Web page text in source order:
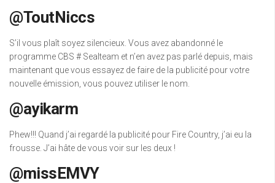
@ToutNiccs
S’il vous plaît soyez silencieux. Vous avez abandonné le
programme CBS # Sealteam et n’en avez pas parlé depuis, mais
maintenant que vous essayez de faire de la publicité pour votre
nouvelle émission, vous pouvez utiliser le nom.
@ayikarm
Phew!!! Quand j’ai regardé la publicité pour Fire Country, j’ai eu la
frousse. J’ai hâte de vous voir sur les deux !
@missEMVY